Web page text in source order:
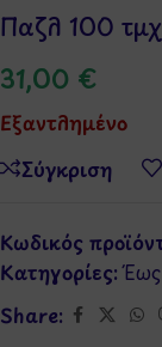
Παζλ 100
31,00 €
Εξαντλημένο
Σύγκριση
Κωδικός
Κατηγορίες:
Share: